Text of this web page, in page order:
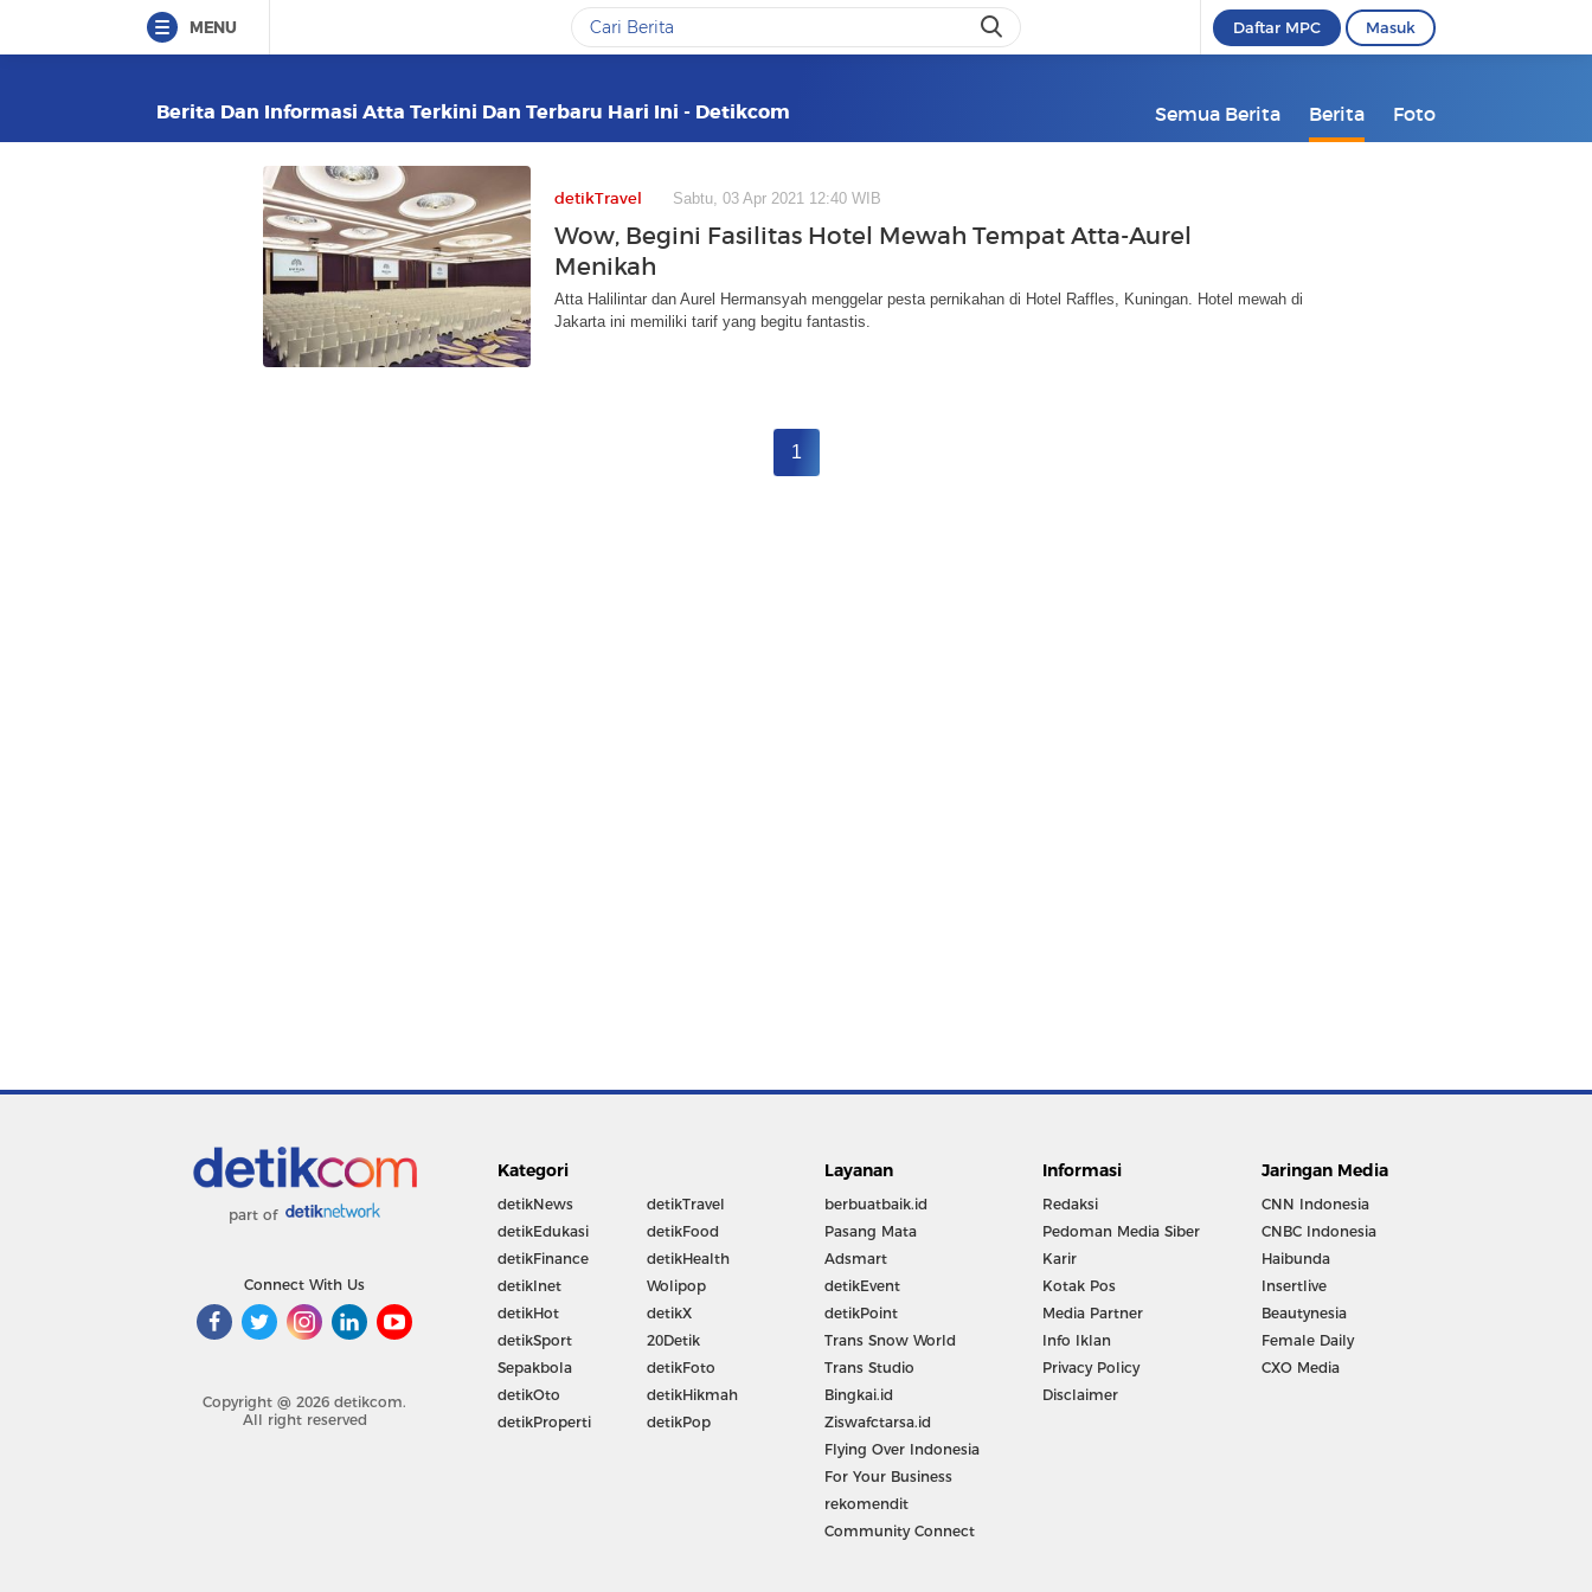
MENU Daftar MPC Masuk
Berita Dan Informasi Atta Terkini Dan Terbaru Hari Ini - Detikcom Semua Berita Berita Foto
detikTravel Sabtu, 03 Apr 2021 12:40 WIB
Wow, Begini Fasilitas Hotel Mewah Tempat Atta-Aurel
Menikah
Atta Halilintar dan Aurel Hermansyah menggelar pesta pernikahan di Hotel Raffles, Kuningan. Hotel mewah di
Jakarta ini memiliki tarif yang begitu fantastis.
1
part of
Connect With Us
Copyright @ 2026 detikcom.
All right reserved
Kategori
detikNews
detikEdukasi
detikFinance
detikInet
detikHot
detikSport
Sepakbola
detikOto
detikProperti
detikTravel
detikFood
detikHealth
Wolipop
detikX
20Detik
detikFoto
detikHikmah
detikPop
Layanan
berbuatbaik.id
Pasang Mata
Adsmart
detikEvent
detikPoint
Trans Snow World
Trans Studio
Bingkai.id
Ziswafctarsa.id
Flying Over Indonesia
For Your Business
rekomendit
Community Connect
Informasi
Redaksi
Pedoman Media Siber
Karir
Kotak Pos
Media Partner
Info Iklan
Privacy Policy
Disclaimer
Jaringan Media
CNN Indonesia
CNBC Indonesia
Haibunda
Insertlive
Beautynesia
Female Daily
CXO Media